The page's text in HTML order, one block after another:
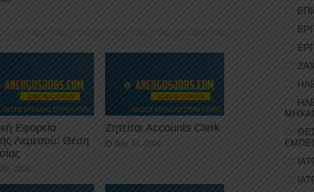
Εφορεία
Λεμεσού: Θέση
2026
Ζητείται Accounts Clerk
July 17, 2026